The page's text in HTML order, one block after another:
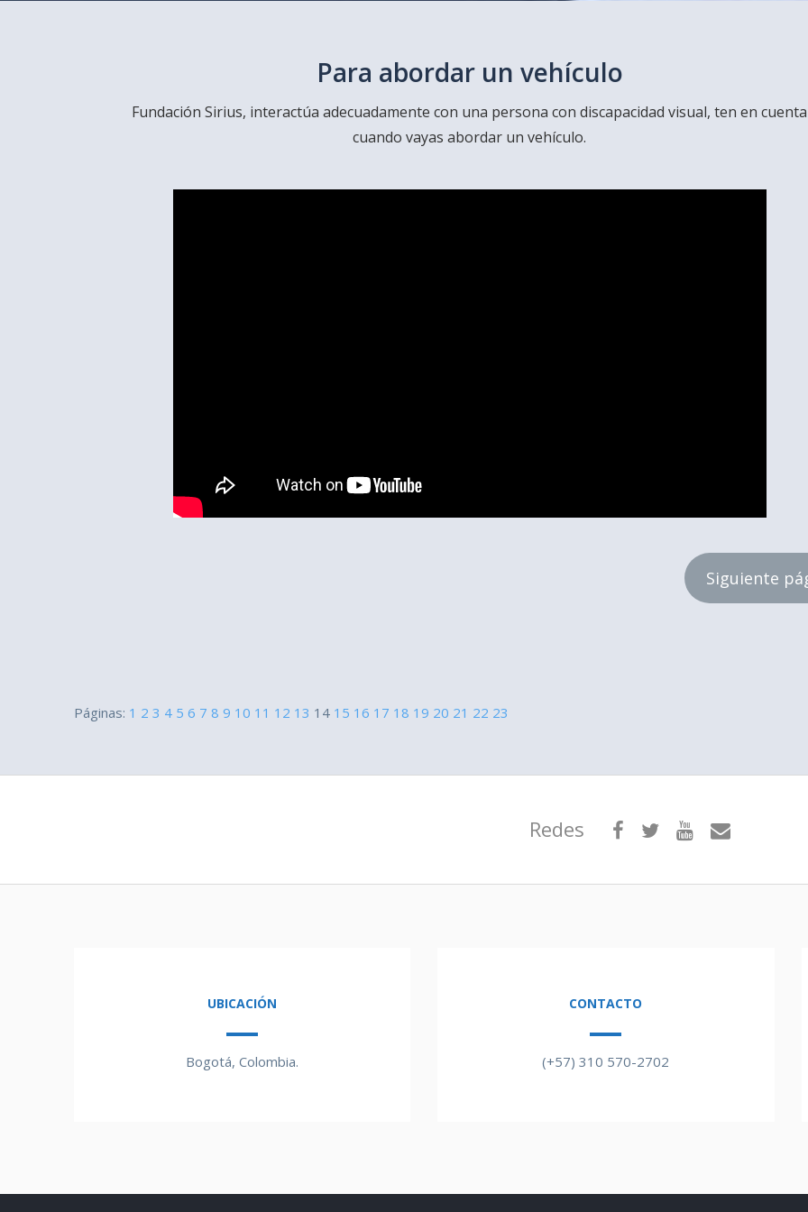
Para abordar un vehículo
Fundación Sirius, interactúa adecuadamente con una persona con discapacidad visual, ten en cuenta
cuando vayas abordar un vehículo.
Siguiente
Páginas: 1 2 3 4 5 6 7 8 9 10 11 12 13 14 15 16 17 18 19 20 21 22 23
Redes
UBICACIÓN
Bogotá, Colombia.
CONTACTO
(+57) 310 570-2702